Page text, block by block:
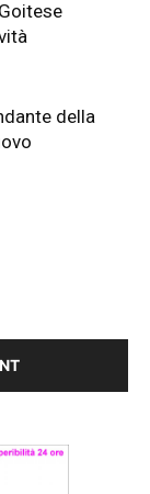
della